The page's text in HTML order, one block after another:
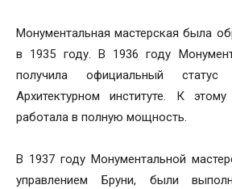
Монументальная мастерская была
в 1935 году. В 1936 году
получила официальный статус
Архитектурном институте. К
работала в полную мощность.
В 1937 году Монументальной
управлением Бруни, были